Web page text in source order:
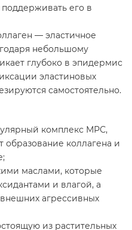
его в
— эластичное
небольшому
глубоко в эпидермис
эластиновых
самостоятельно.
комплекс МРС,
коллагена и
маслами, которые
и влагой, а
агрессивных
из растительных